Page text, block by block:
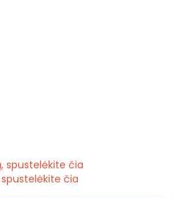
spustelėkite čia
čia